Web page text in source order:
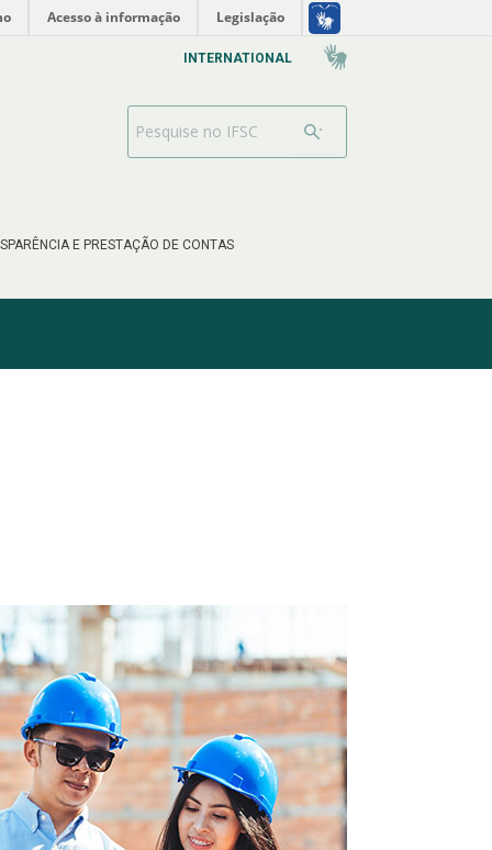
Acesso à informação Legislação
E PRESTAÇÃO DE CONTAS
INTERNATIONAL
Barra de busca